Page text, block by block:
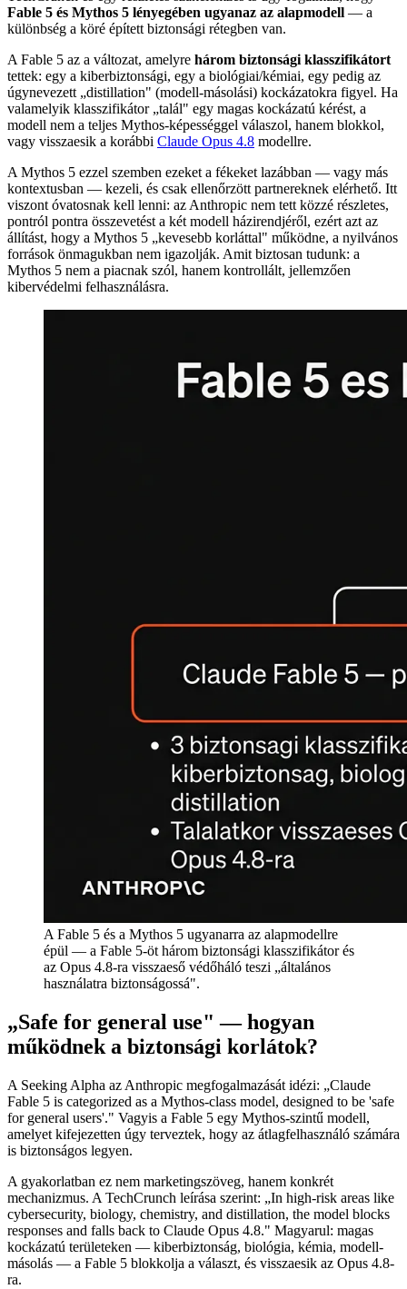
Fable 5 és Mythos 5 lényegében ugyanaz az alapmodell — a
különbség a köré épített biztonsági rétegben van.
A Fable 5 az a változat, amelyre három biztonsági klasszifikátort
tettek: egy a kiberbiztonsági, egy a biológiai/kémiai, egy pedig az
úgynevezett „distillation" (modell-másolási) kockázatokra figyel. Ha
valamelyik klasszifikátor „talál" egy magas kockázatú kérést, a
modell nem a teljes Mythos-képességgel válaszol, hanem blokkol,
vagy visszaesik a korábbi Claude Opus 4.8 modellre.
A Mythos 5 ezzel szemben ezeket a fékeket lazábban — vagy más
kontextusban — kezeli, és csak ellenőrzött partnereknek elérhető. Itt
viszont óvatosnak kell lenni: az Anthropic nem tett közzé részletes,
pontról pontra összevetést a két modell házirendjéről, ezért azt az
állítást, hogy a Mythos 5 „kevesebb korláttal" működne, a nyilvános
források önmagukban nem igazolják. Amit biztosan tudunk: a
Mythos 5 nem a piacnak szól, hanem kontrollált, jellemzően
kibervédelmi felhasználásra.
A Fable 5 és a Mythos 5 ugyanarra az alapmodellre
épül — a Fable 5-öt három biztonsági klasszifikátor és
az Opus 4.8-ra visszaeső védőháló teszi „általános
használatra biztonságossá".
„Safe for general use" — hogyan
működnek a biztonsági korlátok?
A Seeking Alpha az Anthropic megfogalmazását idézi: „Claude
Fable 5 is categorized as a Mythos-class model, designed to be 'safe
for general users'." Vagyis a Fable 5 egy Mythos-szintű modell,
amelyet kifejezetten úgy terveztek, hogy az átlagfelhasználó számára
is biztonságos legyen.
A gyakorlatban ez nem marketingszöveg, hanem konkrét
mechanizmus. A TechCrunch leírása szerint: „In high-risk areas like
cybersecurity, biology, chemistry, and distillation, the model blocks
responses and falls back to Claude Opus 4.8." Magyarul: magas
kockázatú területeken — kiberbiztonság, biológia, kémia, modell-
másolás — a Fable 5 blokkolja a választ, és visszaesik az Opus 4.8-
ra.